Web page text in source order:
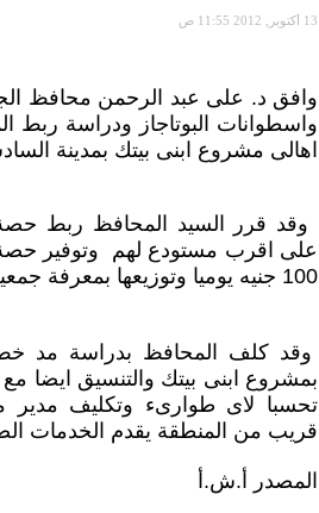
13 أكتوبر, 2012 11:55 ص
وافق د. على عبد الرحمن محافظ
واسطوانات البوتاجاز ودراسة
اهالى مشروع ابنى بيتك بمدينة
على اقرب مستودع لهم وتوفير
100 جنيه يوميا وتوزيعها بمعرفة جمعية ابنى بيتك
وقد كلف المحافظ بدراسة مد
بمشروع ابنى بيتك والتنسيق ايضا
تحسبا لاى طوارىء وتكليف
قريب من المنطقة يقدم الخدمات
المصدر أ.ش.أ